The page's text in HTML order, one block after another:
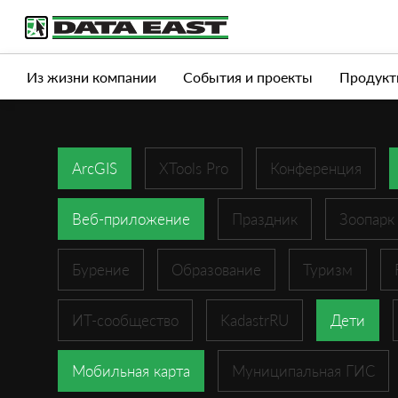
Услуги Продукты Истории успеха
Из жизни компании События и проекты
ArcGIS XTools Pro Конференция
Веб-приложение Праздник Зоопарк
Бурение Образование Туризм
ИТ-сообщество KadastrRU Дети
Мобильная карта Муниципальная ГИС